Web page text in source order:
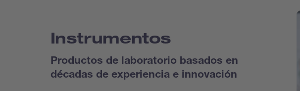
Instrumentos
Productos de laboratorio basados en
décadas de experiencia e innovación